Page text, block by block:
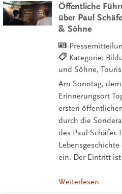
Öffentliche
über Paul
& Söhne
Kategorie:
und Söhne,
Am Sonntag,
Erinnerungsort
ersten
durch die
des Paul Schäfer.
ein. Der Eintritt
Weiterlesen